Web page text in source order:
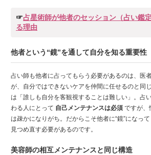
☞占星術師が他者のセッション（占い鑑
る理由
他者という“鏡”を通して自分を知る重要性
占い師も他者に占ってもらう必要があるのは、医
が、自分ではできないケアを仲間に任せるのと同
は「誰しも自分を客観視することは難しい」。占
わる人にとって 自己メンテナンスは必須 ですが、
は疎かになりがち。だからこそ他者に“鏡”になっ
見つめ直す必要があるのです。
美容師の相互メンテナンスと同じ構造